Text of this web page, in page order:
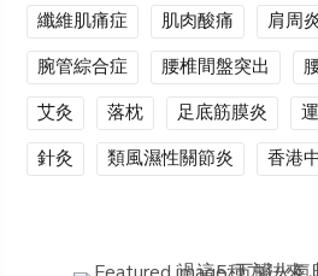
纖維肌痛症
肌肉酸痛 肩周
腕管綜合症
腰椎間盤突出
艾灸
落枕 足底筋膜炎
針灸
類風濕性關節炎 香港